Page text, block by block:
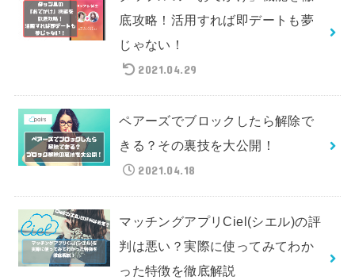
底攻略！活用すれば即デートも夢
じゃない！
2021.04.29
ペアーズでブロックしたら解除で
きる？その裏技を大公開！
2021.04.18
マッチングアプリCiel(シエル)の評
判は悪い？実際に使ってみてわか
った特徴を徹底解説